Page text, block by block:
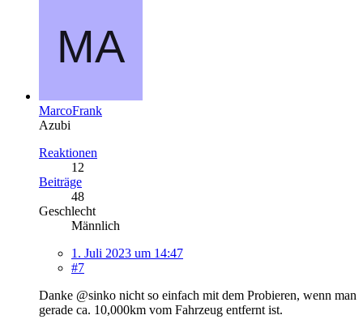
MarcoFrank
Azubi
Reaktionen
12
Beiträge
48
Geschlecht
Männlich
1. Juli 2023 um 14:47
#7
Danke @sinko nicht so einfach mit dem Probieren, wenn man
gerade ca. 10,000km vom Fahrzeug entfernt ist.